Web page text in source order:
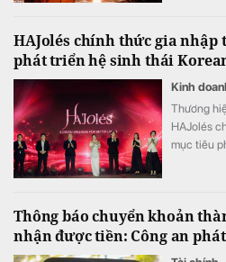
HAJolés chính thức gia
phát triển hệ sinh thái
Kinh
Thương
HAJolés
mục tiêu
Thông báo chuyển khoản
nhận được tiền: Công an